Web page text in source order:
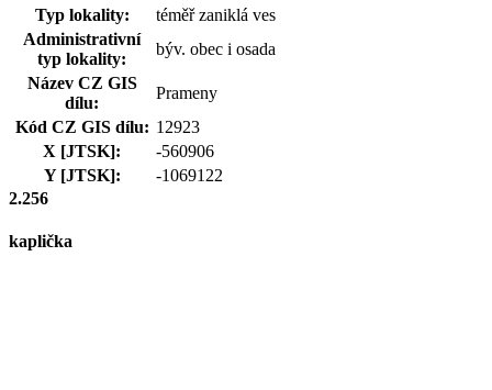
Typ lokality:
téměř zaniklá ves
Administrativní
typ lokality:
býv. obec i osada
Název CZ GIS
dílu:
Prameny
Kód CZ GIS dílu: 12923
X [JTSK]:
-560906
Y [JTSK]:
-1069122
2.256
kaplička